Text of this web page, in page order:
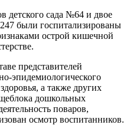
детского сада №64 и двое
были госпитализированы
острой кишечной
представителей
эпидемиологического
а также других
дошкольных
поваров,
осмотр воспитанников.